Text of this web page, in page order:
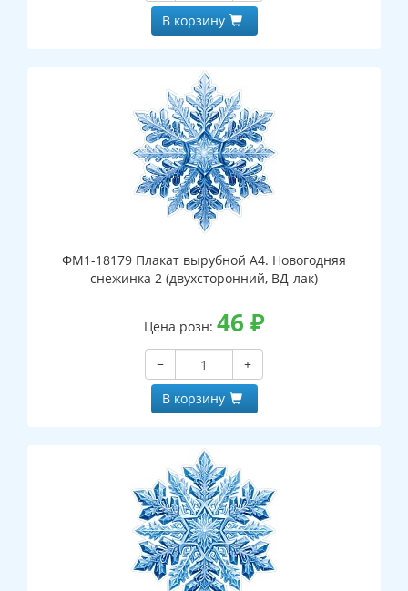
В корзину
ФМ1-18179 Плакат вырубной А4. Новогодняя
снежинка 2 (двухсторонний, ВД-лак)
Цена розн: 46 ₽
−
+
В корзину